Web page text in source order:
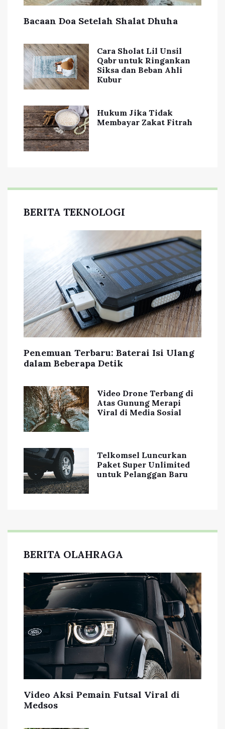
Bacaan Doa Setelah Shalat Dhuha
Cara Sholat Lil Unsil
Qabr untuk Ringankan
Siksa dan Beban Ahli
Kubur
Hukum Jika Tidak
Membayar Zakat Fitrah
BERITA TEKNOLOGI
Penemuan Terbaru: Baterai Isi Ulang
dalam Beberapa Detik
Video Drone Terbang di
Atas Gunung Merapi
Viral di Media Sosial
Telkomsel Luncurkan
Paket Super Unlimited
untuk Pelanggan Baru
BERITA OLAHRAGA
Video Aksi Pemain Futsal Viral di
Medsos